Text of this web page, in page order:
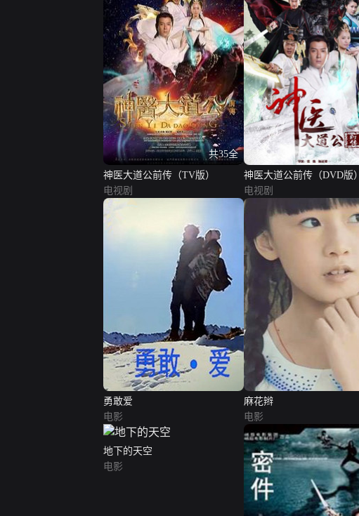
共35全
神医大道公前传（TV版）
电视剧
神医大道公前传（DVD版）
电视剧
勇敢爱
电影
麻花辫
电影
地下的天空
电影